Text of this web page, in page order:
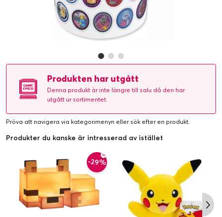
Produkten har utgått
Denna produkt är inte längre till salu då den har
utgått ur sortimentet.
Pröva att navigera via kategorimenyn eller sök efter en produkt.
Produkter du kanske är intresserad av istället
-29%